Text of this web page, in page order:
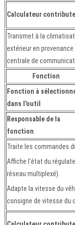
Calculateur
Transmet à la
extérieur en
centrale de
Fonction
Fonction à
dans l'outil
Responsable de la
fonction
Traite les commandes
Affiche l'état du
réseau multiplexé).
Adapte la vitesse du
consigne de vitesse du